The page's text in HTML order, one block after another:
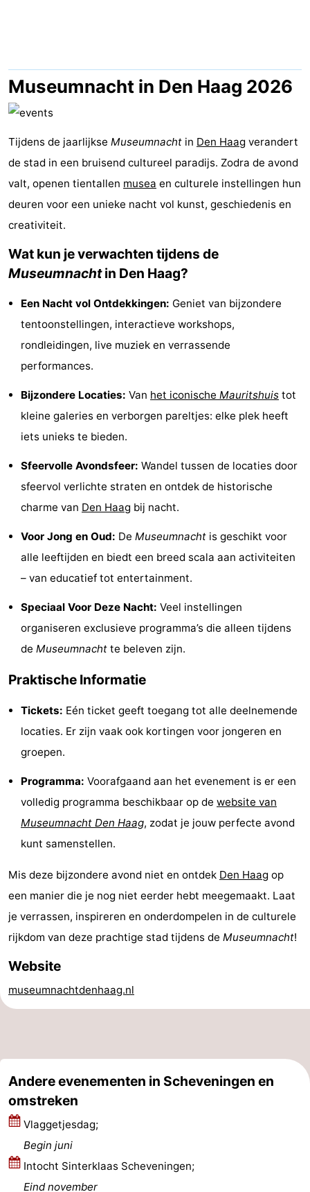
Duinrell
-
Kijkduin
Last
minutes
Strand
&
Bezienswaardigheden
Musea
-
Monumenten
Uitkijkpunten
Attracties
Rondvaarten
-
Amusement
Binnenspeeltuinen
Dorpen
Natuur
Rondleidingen
Sporten
-
Wandelen
-
Golfbanen
Surfen
Eten
drinken
Praktisch
Forum
-
Parkeren
Reisboekenwinkel
Medische
Holland
-
Natuur
Schoorlse
Duinen
-
Bergen
aan
Bergen
-
Museumnacht in Den Haag 2026
Tijdens de jaarlijkse Museumnacht in Den Haag verandert
de stad in een bruisend cultureel paradijs. Zodra de avond
valt, openen tientallen musea en culturele instellingen hun
deuren voor een unieke nacht vol kunst, geschiedenis en
creativiteit.
Wat kun je verwachten tijdens de
Museumnachtin Den Haag?
Een Nacht vol Ontdekkingen: Geniet van bijzondere
tentoonstellingen, interactieve workshops,
rondleidingen, live muziek en verrassende
performances.
Bijzondere Locaties: Van het iconische Mauritshuis tot
kleine galeries en verborgen pareltjes: elke plek heeft
iets unieks te bieden.
Sfeervolle Avondsfeer: Wandel tussen de locaties door
sfeervol verlichte straten en ontdek de historische
charme van Den Haag bij nacht.
Voor Jong en Oud: De Museumnacht is geschikt voor
alle leeftijden en biedt een breed scala aan activiteiten
– van educatief tot entertainment.
Speciaal Voor Deze Nacht: Veel instellingen
organiseren exclusieve programma’s die alleen tijdens
de Museumnacht te beleven zijn.
Praktische Informatie
Tickets: Eén ticket geeft toegang tot alle deelnemende
locaties. Er zijn vaak ook kortingen voor jongeren en
groepen.
Programma: Voorafgaand aan het evenement is er een
volledig programma beschikbaar op de website van
Museumnacht Den Haag, zodat je jouw perfecte avond
kunt samenstellen.
Mis deze bijzondere avond niet en ontdek Den Haag op
een manier die je nog niet eerder hebt meegemaakt. Laat
je verrassen, inspireren en onderdompelen in de culturele
rijkdom van deze prachtige stad tijdens de Museumnacht!
Website
museumnachtdenhaag.nl
Andere evenementen in Scheveningen en
omstreken
Vlaggetjesdag;
Begin juni
Intocht Sinterklaas Scheveningen;
Eind november